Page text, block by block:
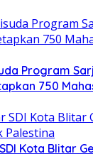
Program
750
Kota Blitar